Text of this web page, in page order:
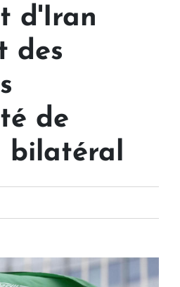
d'Iran
des
de
bilatéral